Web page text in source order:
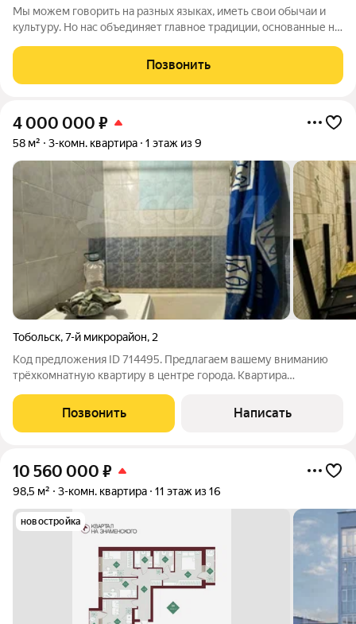
Мы можем говорить на разных языках, иметь свои обычаи и
культуру. Но нас объединяет главное традиции, основанные на
гостеприимстве. ЖК «Традиции от Звезды» это жилой
комплекс комфорт-класса,
Позвонить
4 000 000 ₽
58 м² 3-комн. квартира 1 этаж из 9
Тобольск,7-й микрорайон, 2
Код предложения ID 714495. Предлагаем вашему вниманию
трёхкомнатную квартиру в центре города. Квартира
своему виденью. Т.к это центральный район города, данная
квартира отличный вариант для сдачи
Позвонить Написать
10 560 000 ₽
98,5 м² 3-комн. квартира 11 этаж из 16
новостройка